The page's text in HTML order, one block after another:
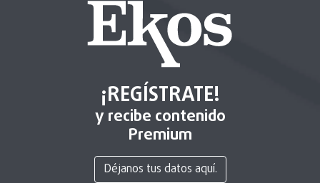
¡REGÍSTRATE!
y recibe contenido
Premium
Déjanos tus datos aquí.